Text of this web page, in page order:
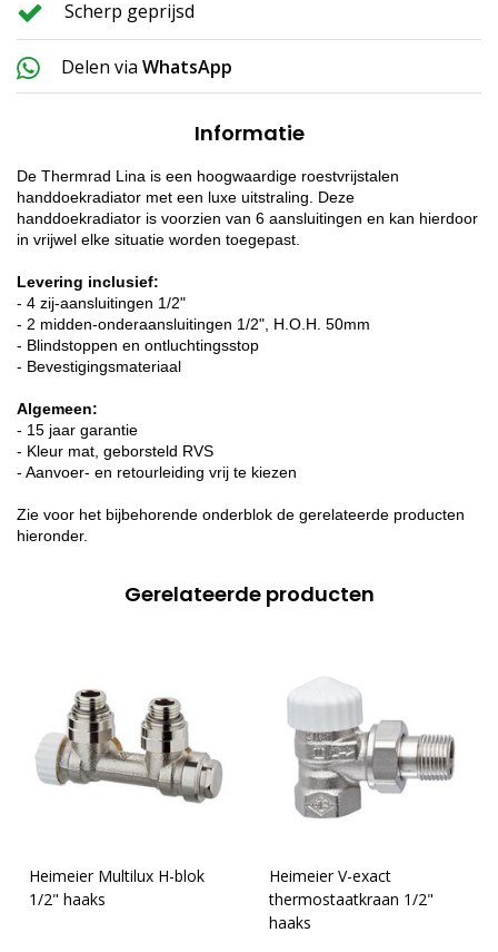
Scherp geprijsd
Delen via WhatsApp
Informatie
De Thermrad Lina is een hoogwaardige roestvrijstalen
handdoekradiator met een luxe uitstraling. Deze
handdoekradiator is voorzien van 6 aansluitingen en kan hierdoor
in vrijwel elke situatie worden toegepast.
Levering inclusief:
- 4 zij-aansluitingen 1/2"
- 2 midden-onderaansluitingen 1/2", H.O.H. 50mm
- Blindstoppen en ontluchtingsstop
- Bevestigingsmateriaal
Algemeen:
- 15 jaar garantie
- Kleur mat, geborsteld RVS
- Aanvoer- en retourleiding vrij te kiezen
Zie voor het bijbehorende onderblok de gerelateerde producten
hieronder.
Gerelateerde producten
Heimeier Multilux H-blok
1/2" haaks
Heimeier V-exact
thermostaatkraan 1/2"
haaks